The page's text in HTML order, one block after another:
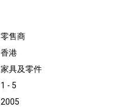
零售商
香港
家具及零件
1 - 5
2005